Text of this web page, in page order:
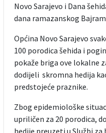
Novo Sarajevo i Dana
dana ramazanskog
Općina Novo Sarajevo
100 porodica šehida i
pokaže briga ove lokalne
dodijeli skromna hedija
predstojeće praznike.
Zbog epidemiološke
upriličen za 20 porodica,